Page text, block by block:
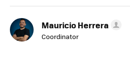
Mauricio Herrera
Coordinator